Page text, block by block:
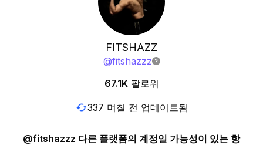
FITSHAZZ
@fitshazzz
67.1K 팔로워
337 며칠 전 업데이트됨
@fitshazzz 다른 플랫폼의 계정일 가능성이 있는 항